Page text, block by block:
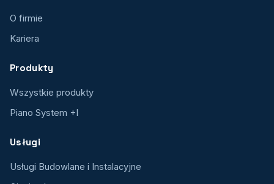
O firmie
Kariera
Produkty
Wszystkie produkty
Piano System +I
Usługi
Usługi Budowlane i Instalacyjne